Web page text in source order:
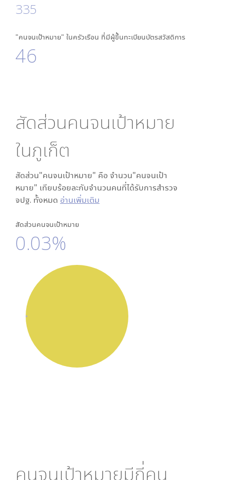
335
"คนจนเป้าหมาย" ในครัวเรือน ที่มีผู้ขึ้นทะเบียนบัตรสวัสดิการ
46
สัดส่วนคนจนเป้าหมาย
ในภูเก็ต
สัดส่วน"คนจนเป้าหมาย" คือ จำนวน"คนจนเป้า
หมาย" เทียบร้อยละกับจำนวนคนที่ได้รับการสำรวจ
จปฐ. ทั้งหมด อ่านเพิ่มเติม
สัดส่วนคนจนเป้าหมาย
0.03%
คนจนเป้าหมายมีกี่คน